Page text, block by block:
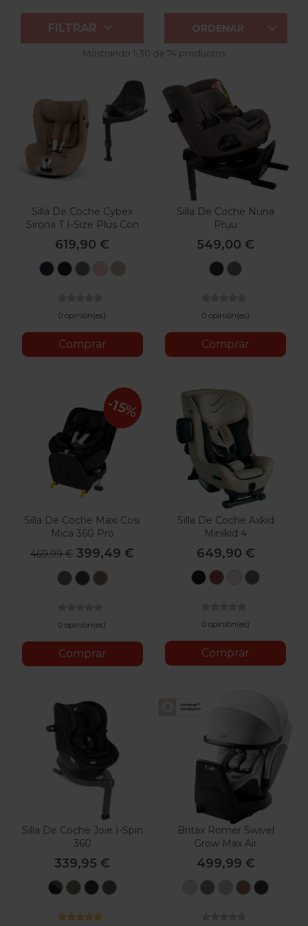
ORDENAR 
FILTRAR 
Mostrando 1-30 de 74 productos
Silla De Coche Cybex
Sirona T I-Size Plus Con
Base
619,90 €
Nautical
SepiaMirage
0 opinión(es)
Comprar
Silla De Coche Nuna
Pruu
549,00 €
Caviar
0 opinión(es)
Comprar
Silla De Coche Maxi Cosi
Mica 360 Pro
469,99 € 399,49 €
Authentic
Authentic
Authentic
0 opinión(es)
Comprar
-15%
Silla De Coche Axkid
Minikid 4
649,90 €
Tar
Brick
0 opinión(es)
Comprar
Silla De Coche Joie I-Spin
360
339,95 €
Moonlight
Thyme
ShaleThunder
Britax Romer Swivel
Grow Max Air
499,99 €
Lux
Lux Lux